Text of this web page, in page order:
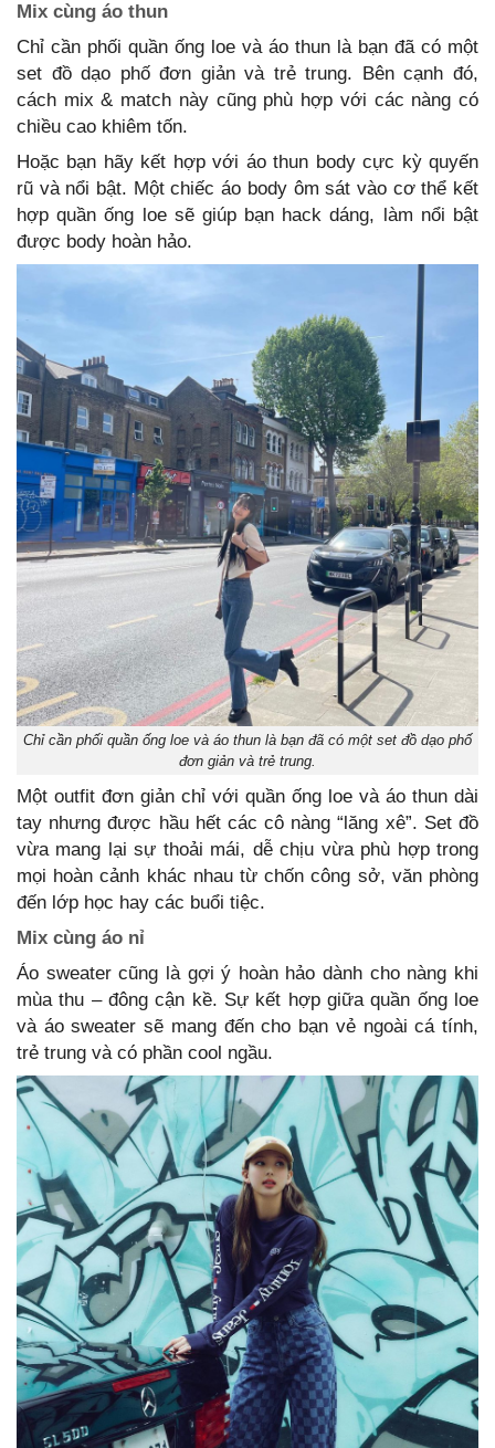
Mix cùng áo thun
Chỉ cần phối quần ống loe và áo thun là bạn đã có một
set đồ dạo phố đơn giản và trẻ trung. Bên cạnh đó,
cách mix & match này cũng phù hợp với các nàng có
chiều cao khiêm tốn.
Hoặc bạn hãy kết hợp với áo thun body cực kỳ quyến
rũ và nổi bật. Một chiếc áo body ôm sát vào cơ thể kết
hợp quần ống loe sẽ giúp bạn hack dáng, làm nổi bật
được body hoàn hảo.
Chỉ cần phối quần ống loe và áo thun là bạn đã có một set đồ dạo phố
đơn giản và trẻ trung.
Một outfit đơn giản chỉ với quần ống loe và áo thun dài
tay nhưng được hầu hết các cô nàng “lăng xê”. Set đồ
vừa mang lại sự thoải mái, dễ chịu vừa phù hợp trong
mọi hoàn cảnh khác nhau từ chốn công sở, văn phòng
đến lớp học hay các buổi tiệc.
Mix cùng áo nỉ
Áo sweater cũng là gợi ý hoàn hảo dành cho nàng khi
mùa thu – đông cận kề. Sự kết hợp giữa quần ống loe
và áo sweater sẽ mang đến cho bạn vẻ ngoài cá tính,
trẻ trung và có phần cool ngầu.